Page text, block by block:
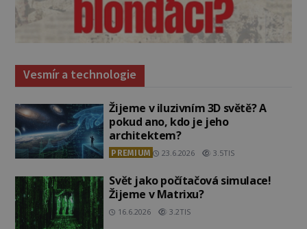
Vesmír a technologie
Žijeme v iluzivním 3D světě? A
pokud ano, kdo je jeho
architektem?
PREMIUM 23.6.2026 3.5TIS
Svět jako počítačová simulace!
Žijeme v Matrixu?
16.6.2026 3.2TIS